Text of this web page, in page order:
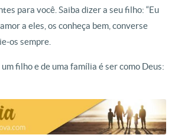
para você. Saiba dizer a seu filho: “Eu
a eles, os conheça bem, converse
os sempre.
filho e de uma família é ser como Deus: